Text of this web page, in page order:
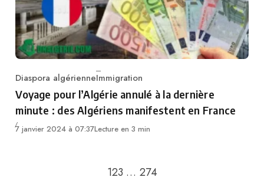
Category
Diaspora algérienneImmigration
Voyage pour l’Algérie annulé à la dernière
minute : des Algériens manifestent en France
7 janvier 2024 à 07:37Lecture en 3 min
123 … 274Go to the next page